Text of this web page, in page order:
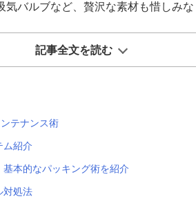
バルブなど、贅沢な素材も惜しみな
記事全文を読む
テナンス術
ム紹介
本的なパッキング術を紹介
対処法